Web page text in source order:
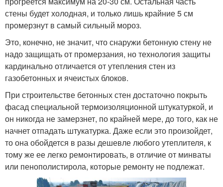
стены будет холодная, и только лишь крайние 5 см
промерзнут в самый сильный мороз.
Это, конечно, не значит, что снаружи бетонную стену не
надо защищать от промерзания, но технология защиты
кардинально отличается от утепления стен из
газобетонных и ячеистых блоков.
При строительстве бетонных стен достаточно покрыть
фасад специальной термоизоляционной штукатуркой, и
он никогда не замерзнет, по крайней мере, до того, как не
начнет отпадать штукатурка. Даже если это произойдет,
то она обойдется в разы дешевле любого утеплителя, к
тому же ее легко ремонтировать, в отличие от минваты
или пенополистирола, которые ремонту не подлежат.